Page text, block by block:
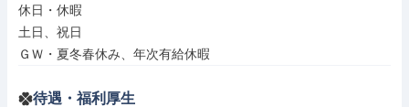
休日・休暇
土日、祝日
ＧＷ・夏冬春休み、年次有給休暇
待遇・福利厚生